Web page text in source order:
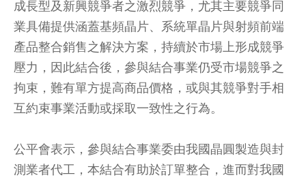
成長型及新興競爭者之激烈競爭，尤其主要競爭同
業具備提供涵蓋基頻晶片、系統單晶片與射頻前端
產品整合銷售之解決方案，持續於市場上形成競爭
壓力，因此結合後，參與結合事業仍受市場競爭之
拘束，難有單方提高商品價格，或與其競爭對手相
互約束事業活動或採取一致性之行為。
公平會表示，參與結合事業委由我國晶圓製造與封
測業者代工，本結合有助於訂單整合，進而對我國